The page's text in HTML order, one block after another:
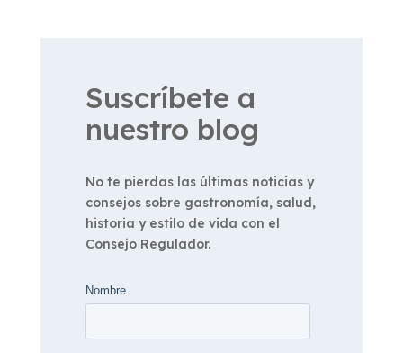
Suscríbete a
nuestro blog
No te pierdas las últimas noticias y
consejos sobre gastronomía, salud,
historia y estilo de vida con el
Consejo Regulador.